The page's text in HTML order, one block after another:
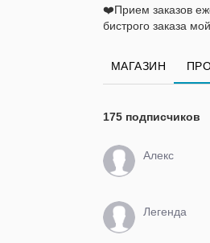
❤️Прием заказов
бистрого заказа
МАГАЗИН
175 подписчиков
Алекс
Легенда